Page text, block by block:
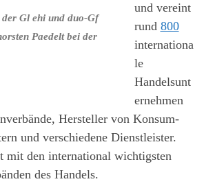
Gl ehi und duo-Gf
Paedelt bei der
und vereint
rund 800
internationa
le
Handelsunt
ernehmen
Hersteller von Konsum-
und verschiedene Dienstleister.
mit den international wichtigsten
des Handels.